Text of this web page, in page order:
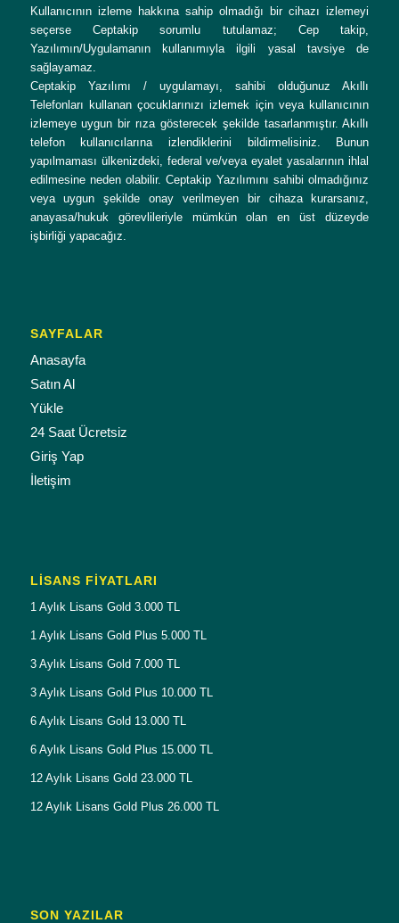
Kullanıcının izleme hakkına sahip olmadığı bir cihazı izlemeyi
seçerse Ceptakip sorumlu tutulamaz; Cep takip,
Yazılımın/Uygulamanın kullanımıyla ilgili yasal tavsiye de
sağlayamaz.
Ceptakip Yazılımı / uygulamayı, sahibi olduğunuz Akıllı
Telefonları kullanan çocuklarınızı izlemek için veya kullanıcının
izlemeye uygun bir rıza gösterecek şekilde tasarlanmıştır. Akıllı
telefon kullanıcılarına izlendiklerini bildirmelisiniz. Bunun
yapılmaması ülkenizdeki, federal ve/veya eyalet yasalarının ihlal
edilmesine neden olabilir. Ceptakip Yazılımını sahibi olmadığınız
veya uygun şekilde onay verilmeyen bir cihaza kurarsanız,
anayasa/hukuk görevlileriyle mümkün olan en üst düzeyde
işbirliği yapacağız.
SAYFALAR
Anasayfa
Satın Al
Yükle
24 Saat Ücretsiz
Giriş Yap
İletişim
LISANS FIYATLARI
1 Aylık Lisans Gold 3.000 TL
1 Aylık Lisans Gold Plus 5.000 TL
3 Aylık Lisans Gold 7.000 TL
3 Aylık Lisans Gold Plus 10.000 TL
6 Aylık Lisans Gold 13.000 TL
6 Aylık Lisans Gold Plus 15.000 TL
12 Aylık Lisans Gold 23.000 TL
12 Aylık Lisans Gold Plus 26.000 TL
SON YAZILAR